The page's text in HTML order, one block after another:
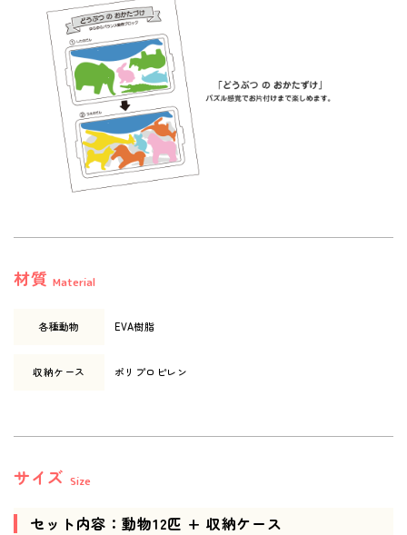
材質 Material
各種動物 EVA樹脂
収納ケース ポリプロピレン
サイズ Size
セット内容：動物12匹 + 収納ケース